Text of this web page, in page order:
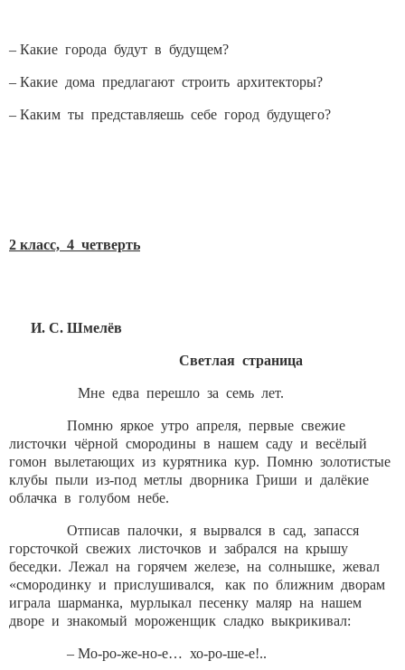
– Какие города будут в будущем?
– Какие дома предлагают строить архитекторы?
– Каким ты представляешь себе город будущего?
2 класс, 4 четверть
И. С. Шмелёв
Светлая страница
Мне едва перешло за семь лет.
Помню яркое утро апреля, первые свежие
листочки чёрной смородины в нашем саду и весёлый
гомон вылетающих из курятника кур. Помню золотистые
клубы пыли из-под метлы дворника Гриши и далёкие
облачка в голубом небе.
Отписав палочки, я вырвался в сад, запасся
горсточкой свежих листочков и забрался на крышу
беседки. Лежал на горячем железе, на солнышке, жевал
«смородинку и прислушивался, как по ближним дворам
играла шарманка, мурлыкал песенку маляр на нашем
дворе и знакомый мороженщик сладко выкрикивал:
– Мо-ро-же-но-е… хо-ро-ше-е!..